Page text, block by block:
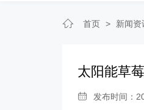
首页 > 新闻资
太阳能草
发布时间